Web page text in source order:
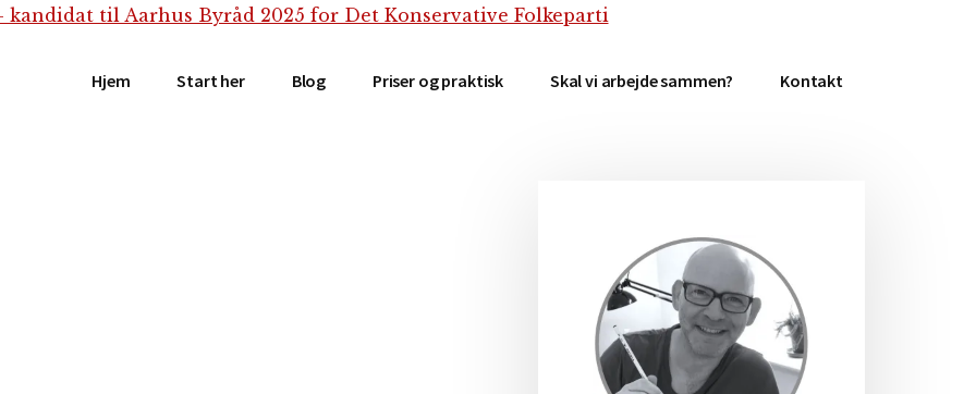
Hjem Start her Blog Priser og praktisk Skal vi arbejde sammen? Kontakt
Primær
Sidebar